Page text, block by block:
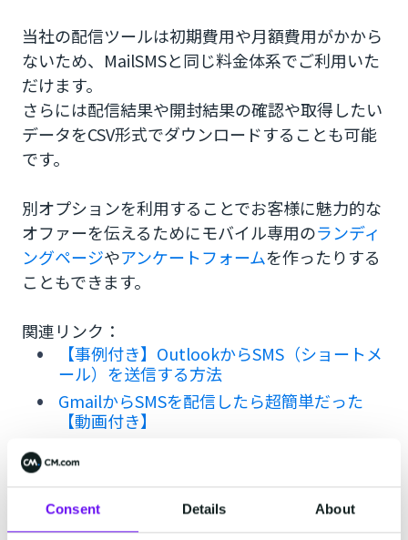
Consent Details About
当社の配信ツールは初期費用や月額費用がかから
ないため、MailSMSと同じ料金体系でご利用いた
だけます。
さらには配信結果や開封結果の確認や取得したい
データをCSV形式でダウンロードすることも可能
です。
別オプションを利用することでお客様に魅力的な
オファーを伝えるためにモバイル専用のランディ
ングページやアンケートフォームを作ったりする
こともできます。
関連リンク：
【事例付き】OutlookからSMS（ショートメ
ール）を送信する方法
GmailからSMSを配信したら超簡単だった
【動画付き】